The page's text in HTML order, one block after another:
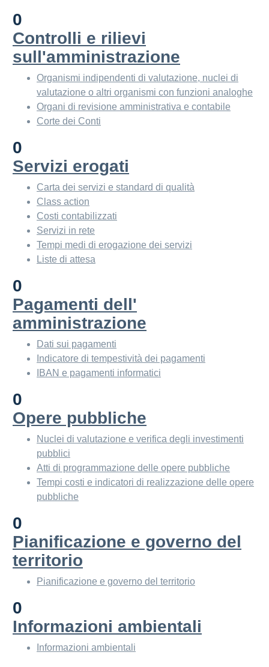
0
Controlli e rilievi
sull'amministrazione
Organismi indipendenti di valutazione, nuclei di
valutazione o altri organismi con funzioni analoghe
Organi di revisione amministrativa e contabile
Corte dei Conti
0
Servizi erogati
Carta dei servizi e standard di qualità
Class action
Costi contabilizzati
Servizi in rete
Tempi medi di erogazione dei servizi
Liste di attesa
0
Pagamenti dell'
amministrazione
Dati sui pagamenti
Indicatore di tempestività dei pagamenti
IBAN e pagamenti informatici
0
Opere pubbliche
Nuclei di valutazione e verifica degli investimenti
pubblici
Atti di programmazione delle opere pubbliche
Tempi costi e indicatori di realizzazione delle opere
pubbliche
0
Pianificazione e governo del
territorio
Pianificazione e governo del territorio
0
Informazioni ambientali
Informazioni ambientali